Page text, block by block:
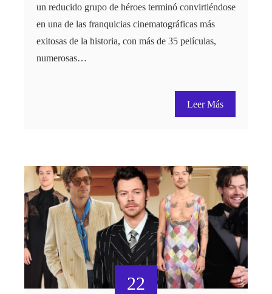
un reducido grupo de héroes terminó convirtiéndose
en una de las franquicias cinematográficas más
exitosas de la historia, con más de 35 películas,
numerosas…
Leer Más
22